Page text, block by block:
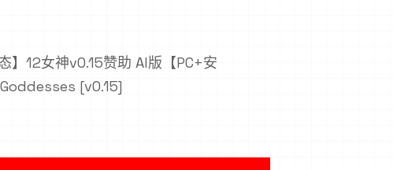
】12女神v0.15赞助 AI版【PC+安
[v0.15]